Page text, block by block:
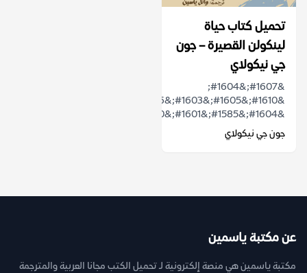
تحميل كتاب حياة
لينكولن القصيرة – جون
جي نيكولاي
&#1607;&#1604;
&#1604;&#1585;&#1601;&#1610;&#1602;...
جون جي نيكولاي
عن مكتبة ياسمين
مكتبة ياسمين هي منصة إلكترونية لـ تحميل الكتب مجانا العربية والمترجمة